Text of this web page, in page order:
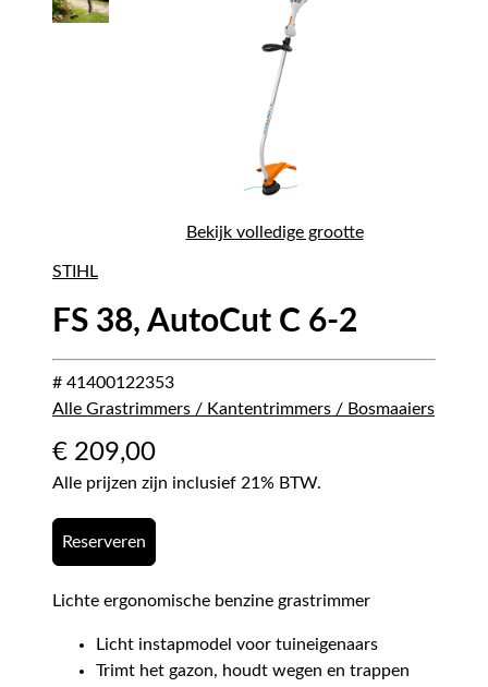
Bekijk volledige grootte
STIHL
FS 38, AutoCut C 6-2
# 41400122353
Alle Grastrimmers / Kantentrimmers / Bosmaaiers
€ 209,00
Alle prijzen zijn inclusief 21% BTW.
Reserveren
Lichte ergonomische benzine grastrimmer
Licht instapmodel voor tuineigenaars
Trimt het gazon, houdt wegen en trappen